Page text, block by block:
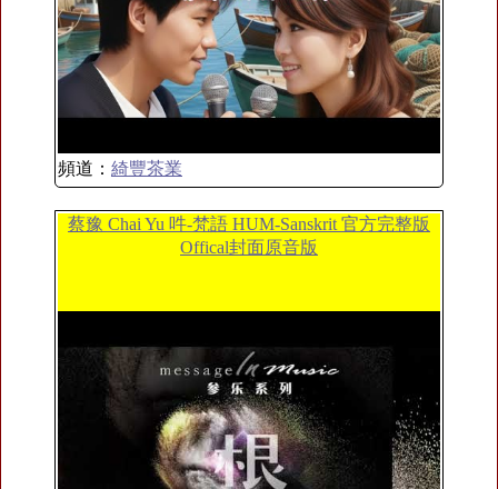
頻道： 綺豐茶業
蔡豫 Chai Yu 吽-梵語 HUM-Sanskrit 官方完整版
Offical封面原音版